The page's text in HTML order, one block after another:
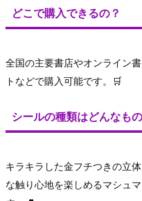
どこで購入できるの？
全国の主要書店やオンライン
トなどで購入可能です。🛒
シールの種類はどんなも
キラキラした金フチつきの立
な触り心地を楽しめるマシュ